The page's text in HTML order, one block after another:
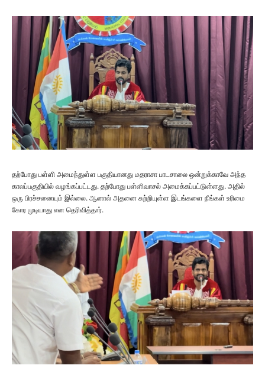
தற்போது பள்ளி அமைந்துள்ள பகுதியானது மதராசா பாடசாலை ஒன்றுக்காவே அந்த
காலப்பகுதியில் வழங்கப்பட்டது. தற்போது பள்ளிவாசல் அமைக்கப்பட்டுள்ளது. அதில்
ஒரு பிரச்சனையும் இல்லை. ஆனால் அதனை சுற்றியுள்ள இடங்களை நீங்கள் உரிமை
கோர முடியாது என தெரிவித்தார்.